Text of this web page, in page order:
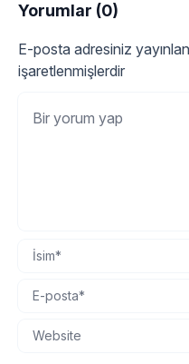
nelerdir? Su İçmek:
Yorumlar (0)
E-posta adresiniz
işaretlenmişlerdir